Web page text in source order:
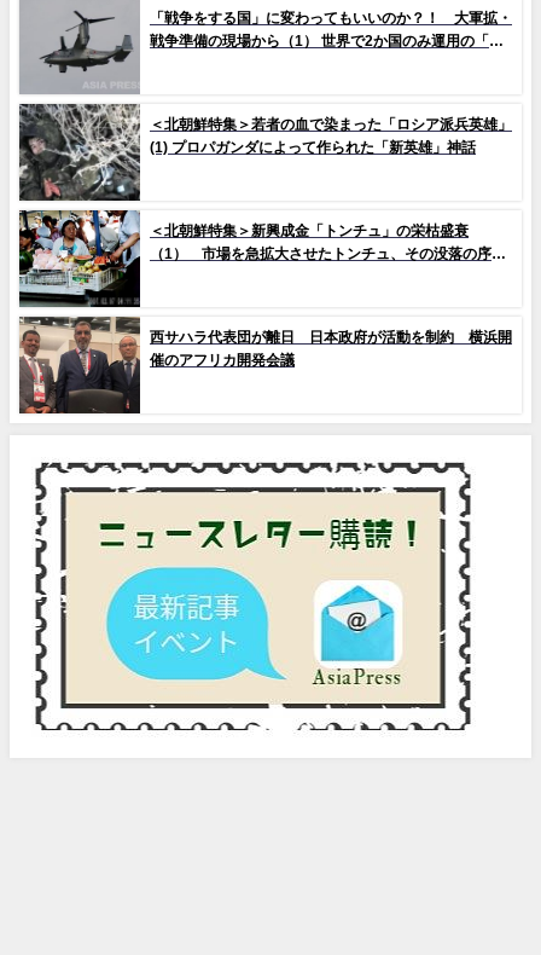
「戦争をする国」に変わってもいいのか？！ 大軍拡・
戦争準備の現場から（1） 世界で2か国のみ運用の「欠
＜北朝鮮特集＞若者の血で染まった「ロシア派兵英雄」
(1) プロパガンダによって作られた「新英雄」神話
＜北朝鮮特集＞新興成金「トンチュ」の栄枯盛衰
（1） 市場を急拡大させたトンチュ、その没落の序幕
西サハラ代表団が離日 日本政府が活動を制約 横浜開
催のアフリカ開発会議